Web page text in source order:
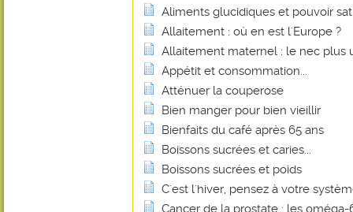
Aliments glucidiques et pouvoir
Allaitement : où en est l'Europe ?
Allaitement maternel : le nec plus
Appétit et consommation...
Atténuer la couperose
Bien manger pour bien vieillir
Bienfaits du café après 65 ans
Boissons sucrées et caries...
Boissons sucrées et poids
C'est l'hiver, pensez à votre
Cancer de la prostate : les oméga-